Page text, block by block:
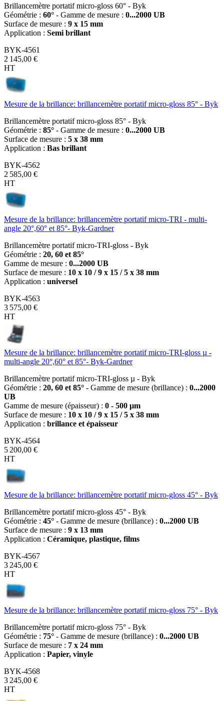
Brillancemètre portatif micro-gloss 60° - Byk
Géométrie : 60° - Gamme de mesure : 0...2000 UB
Surface de mesure : 9 x 15 mm
Application : Semi brillant
BYK-4561
2 145,00 €
HT
Mesure de la brillance: brillancemètre portatif micro-gloss 85° - Byk
Brillancemètre portatif micro-gloss 85° - Byk
Géométrie : 85° - Gamme de mesure : 0...2000 UB
Surface de mesure : 5 x 38 mm
Application : Bas brillant
BYK-4562
2 585,00 €
HT
Mesure de la brillance: brillancemètre portatif micro-TRI - multi-
angle 20°,60° et 85°- Byk-Gardner
Brillancemètre portatif micro-TRI-gloss - Byk
Géométrie : 20, 60 et 85°
Gamme de mesure : 0...2000 UB
Surface de mesure : 10 x 10 / 9 x 15 / 5 x 38 mm
Application : universel
BYK-4563
3 575,00 €
HT
Mesure de la brillance: brillancemètre portatif micro-TRI-gloss µ -
multi-angle 20°,60° et 85°- Byk-Gardner
Brillancemètre portatif micro-TRI-gloss µ - Byk
Géométrie : 20, 60 et 85° - Gamme de mesure (brillance) : 0...2000
UB
Gamme de mesure (épaisseur) : 0 - 500 µm
Surface de mesure : 10 x 10 / 9 x 15 / 5 x 38 mm
Application : brillance et épaisseur
BYK-4564
5 200,00 €
HT
Mesure de la brillance: brillancemètre portatif micro-gloss 45° - Byk
Brillancemètre portatif micro-gloss 45° - Byk
Géométrie : 45° - Gamme de mesure (brillance) : 0...2000 UB
Surface de mesure : 9 x 13 mm
Application : Céramique, plastique, films
BYK-4567
3 245,00 €
HT
Mesure de la brillance: brillancemètre portatif micro-gloss 75° - Byk
Brillancemètre portatif micro-gloss 75° - Byk
Géométrie : 75° - Gamme de mesure (brillance) : 0...2000 UB
Surface de mesure : 7 x 24 mm
Application : Papier, vinyle
BYK-4568
3 245,00 €
HT